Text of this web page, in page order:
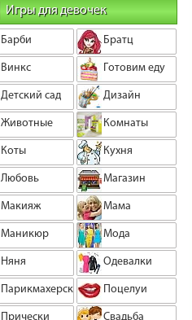
Игры для девочек
Барби
Братц
Винкс
Готовим еду
Детский сад
Дизайн
Животные
Комнаты
Коты
Кухня
Любовь
Магазин
Макияж
Мама
Маникюр
Мода
Няня
Одевалки
Парикмахерская
Поцелуи
Прически
Свадьба